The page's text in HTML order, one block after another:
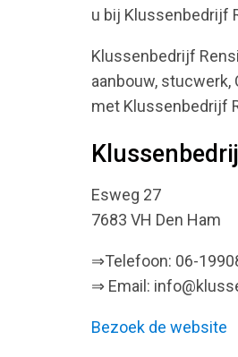
u bij Klussenbedrijf
Klussenbedrijf
aanbouw,
met Klussenbedrijf
Esweg 27
7683 VH Den Ham
⇒Telefoon: 06-
⇒ Email:
Bezoek de website